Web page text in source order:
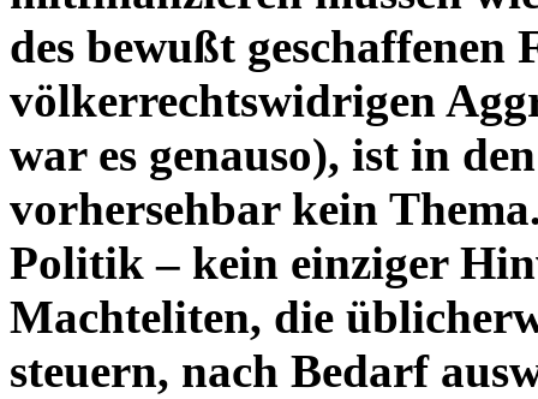
des bewußt geschaffenen
völkerrechtswidrigen
war es genauso), ist in
vorhersehbar kein
Politik – kein einziger
Machteliten, die
steuern, nach Bedarf